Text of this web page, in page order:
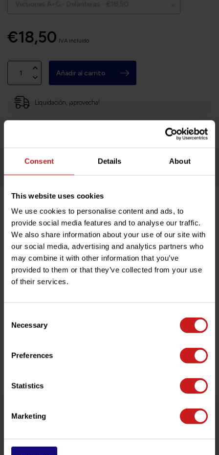
Consent Details About
This website uses cookies
We use cookies to personalise content and ads, to
provide social media features and to analyse our traffic.
We also share information about your use of our site with
our social media, advertising and analytics partners who
may combine it with other information that you’ve
provided to them or that they’ve collected from your use
of their services.
Selection
Necessary
Preferences
Statistics
Marketing
€18,50 IVA incluido
Añadir al carrito
Liquidación, ¡aprovecha!
¡Miles de clientes satisfechos!
Descripción del producto
Especificaciones
¿Tienes alguna pregunta sobre este producto?
ayudarle!